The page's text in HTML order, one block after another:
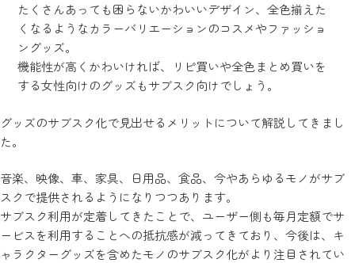
たくさんあっても困らないかわいいデザイン、全色揃えた
くなるようなカラーバリエーションのコスメやファッショ
ングッズ。
機能性が高くかわいければ、リピ買いや全色まとめ買いを
する女性向けのグッズもサブスク向けでしょう。
グッズのサブスク化で見出せるメリットについて解説してきまし
た。
音楽、映像、車、家具、日用品、食品、今やあらゆるモノがサブ
スクで提供されるようになりつつあります。
サブスク利用が定着してきたことで、ユーザー側も毎月定額でサ
ービスを利用することへの抵抗感が減ってきており、今後は、キ
ャラクターグッズを含めたモノのサブスク化がより注目されてい